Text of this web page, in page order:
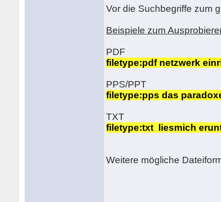
Vor die Suchbegriffe zum
Beispiele zum
PDF
filetype:pdf netzwerk
PPS/PPT
filetype:pps das
TXT
filetype:txt liesmich
Weitere mögliche